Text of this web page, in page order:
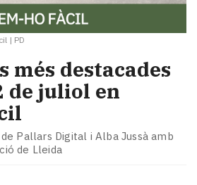
| PD
més destacades
de juliol en
Pallars Digital i Alba Jussà amb
de Lleida